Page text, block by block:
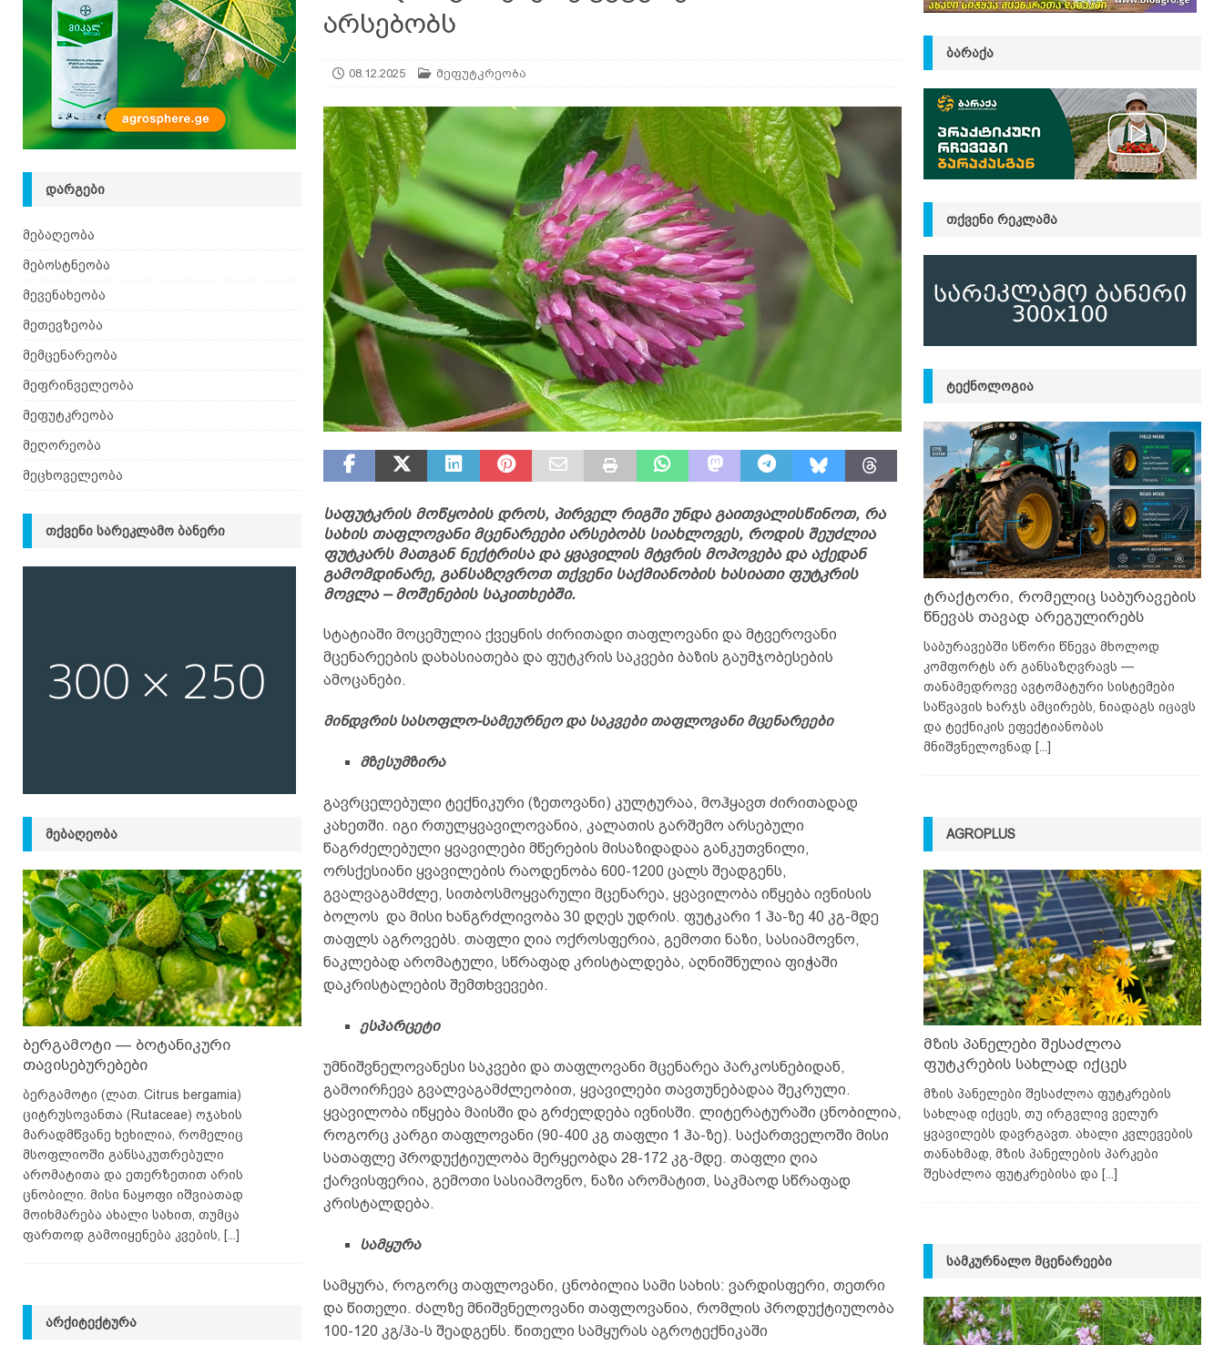
არსებობს
08.12.2025 მეფუტკრეობა
საფუტკრის მოწყობის დროს, პირველ რიგში უნდა გაითვალისწინოთ, რა
სახის თაფლოვანი მცენარეები არსებობს სიახლოვეს, როდის შეუძლია
ფუტკარს მათგან ნექტრისა და ყვავილის მტვრის მოპოვება და აქედან
გამომდინარე, განსაზღვროთ თქვენი საქმიანობის ხასიათი ფუტკრის
მოვლა – მოშენების საკითხებში.
სტატიაში მოცემულია ქვეყნის ძირითადი თაფლოვანი და მტვეროვანი
მცენარეების დახასიათება და ფუტკრის საკვები ბაზის გაუმჯობესების
ამოცანები.
მინდვრის სასოფლო-სამეურნეო და საკვები თაფლოვანი მცენარეები
მზესუმზირა
გავრცელებული ტექნიკური (ზეთოვანი) კულტურაა, მოჰყავთ ძირითადად
კახეთში. იგი რთულყვავილოვანია, კალათის გარშემო არსებული
წაგრძელებული ყვავილები მწერების მისაზიდადაა განკუთვნილი,
ორსქესიანი ყვავილების რაოდენობა 600-1200 ცალს შეადგენს,
გვალვაგამძლე, სითბოსმოყვარული მცენარეა, ყვავილობა იწყება ივნისის
ბოლოს და მისი ხანგრძლივობა 30 დღეს უდრის. ფუტკარი 1 ჰა-ზე 40 კგ-მდე
თაფლს აგროვებს. თაფლი ღია ოქროსფერია, გემოთი ნაზი, სასიამოვნო,
ნაკლებად არომატული, სწრაფად კრისტალდება, აღნიშნულია ფიჭაში
დაკრისტალების შემთხვევები.
ესპარცეტი
უმნიშვნელოვანესი საკვები და თაფლოვანი მცენარეა პარკოსნებიდან,
გამოირჩევა გვალვაგამძლეობით, ყვავილები თავთუნებადაა შეკრული.
ყვავილობა იწყება მაისში და გრძელდება ივნისში. ლიტერატურაში ცნობილია,
როგორც კარგი თაფლოვანი (90-400 კგ თაფლი 1 ჰა-ზე). საქართველოში მისი
სათაფლე პროდუქტიულობა მერყეობდა 28-172 კგ-მდე. თაფლი ღია
ქარვისფერია, გემოთი სასიამოვნო, ნაზი არომატით, საკმაოდ სწრაფად
კრისტალდება.
სამყურა
სამყურა, როგორც თაფლოვანი, ცნობილია სამი სახის: ვარდისფერი, თეთრი
და წითელი. ძალზე მნიშვნელოვანი თაფლოვანია, რომლის პროდუქტიულობა
100-120 კგ/ჰა-ს შეადგენს. წითელი სამყურას აგროტექნიკაში
ᲓᲐᲠᲒᲔᲑᲘ
მებაღეობა
მებოსტნეობა
მევენახეობა
მეთევზეობა
მემცენარეობა
მეფრინველეობა
მეფუტკრეობა
მეღორეობა
მეცხოველეობა
ᲗᲥᲕᲔᲜᲘ ᲡᲐᲠᲔᲙᲚᲐᲛᲝ ᲑᲐᲜᲔᲠᲘ
ᲛᲔᲑᲐᲦᲔᲝᲑᲐ
ბერგამოტი — ბოტანიკური
თავისებურებები
ბერგამოტი (ლათ. Citrus bergamia)
ციტრუსოვანთა (Rutaceae) ოჯახის
მარადმწვანე ხეხილია, რომელიც
მსოფლიოში განსაკუთრებული
არომატითა და ეთერზეთით არის
ცნობილი. მისი ნაყოფი იშვიათად
მოიხმარება ახალი სახით, თუმცა
ფართოდ გამოიყენება კვების,
[...]
ᲐᲠᲥᲘᲢᲔᲥᲢᲣᲠᲐ
ᲑᲐᲠᲐᲥᲐ
ᲗᲥᲕᲔᲜᲘ ᲠᲔᲙᲚᲐᲛᲐ
ᲢᲔᲥᲜᲝᲚᲝᲒᲘᲐ
ტრაქტორი, რომელიც საბურავების
წნევას თავად არეგულირებს
საბურავებში სწორი წნევა მხოლოდ
კომფორტს არ განსაზღვრავს —
თანამედროვე ავტომატური სისტემები
საწვავის ხარჯს ამცირებს, ნიადაგს იცავს
და ტექნიკის ეფექტიანობას
მნიშვნელოვნად [...]
AGROPLUS
მზის პანელები შესაძლოა
ფუტკრების სახლად იქცეს
მზის პანელები შესაძლოა ფუტკრების
სახლად იქცეს, თუ ირგვლივ ველურ
ყვავილებს დავრგავთ. ახალი კვლევების
თანახმად, მზის პანელების პარკები
შესაძლოა ფუტკრებისა და [...]
ᲡᲐᲛᲙᲣᲠᲜᲐᲚᲝ ᲛᲪᲔᲜᲐᲠᲔᲔᲑᲘ